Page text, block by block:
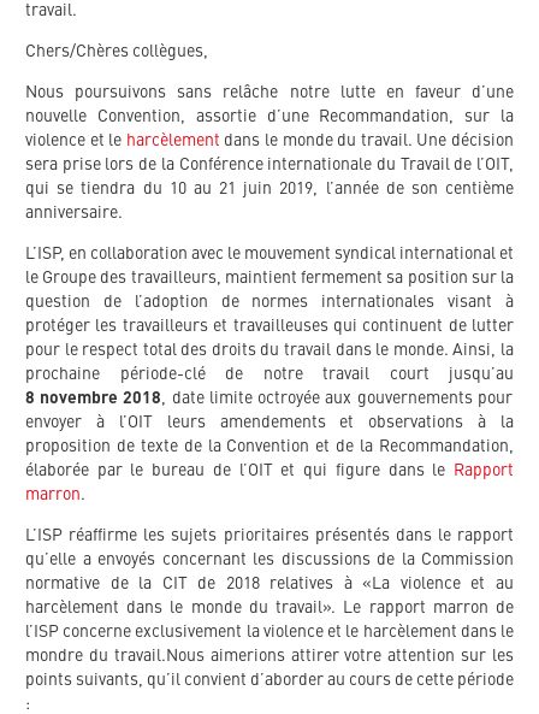
travail.
Chers/Chères collègues,
Nous poursuivons sans relâche notre lutte en faveur d’une
nouvelle Convention, assortie d’une Recommandation, sur la
violence et le harcèlement dans le monde du travail. Une décision
sera prise lors de la Conférence internationale du Travail de l’OIT,
qui se tiendra du 10 au 21 juin 2019, l’année de son centième
anniversaire.
L’ISP, en collaboration avec le mouvement syndical international et
le Groupe des travailleurs, maintient fermement sa position sur la
question de l’adoption de normes internationales visant à
protéger les travailleurs et travailleuses qui continuent de lutter
pour le respect total des droits du travail dans le monde. Ainsi, la
prochaine période-clé de notre travail court jusqu’au
8 novembre 2018
, date limite octroyée aux gouvernements pour
envoyer à l’OIT leurs amendements et observations à la
proposition de texte de la Convention et de la Recommandation,
élaborée par le bureau de l’OIT et qui figure dans le
Rapport
marron.
L’ISP réaffirme les sujets prioritaires présentés dans le rapport
qu’elle a envoyés concernant les discussions de la Commission
normative de la CIT de 2018 relatives à «La violence et au
harcèlement dans le monde du travail». Le rapport marron de
l’ISP concerne exclusivement la violence et le harcèlement dans le
mondre du travail.Nous aimerions attirer votre attention sur les
points suivants, qu’il convient d’aborder au cours de cette période
: